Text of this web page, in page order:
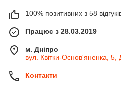
100% позитивних з 58
Працює з 28.03.2019
м. Дніпро
вул. Квітки-Основ'яненка, 5,
Контакти